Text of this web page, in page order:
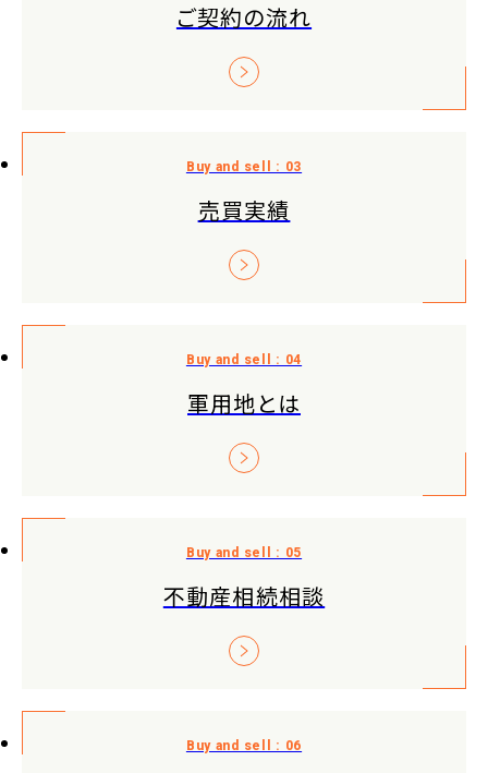
ご契約の流れ
売買実績
軍用地とは
不動産相続相談